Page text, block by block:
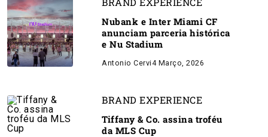
Nubank e Inter Miami CF
anunciam parceria histórica
e Nu Stadium
Antonio Cervi4 Março, 2026
BRAND EXPERIENCE
Tiffany & Co. assina troféu
da MLS Cup